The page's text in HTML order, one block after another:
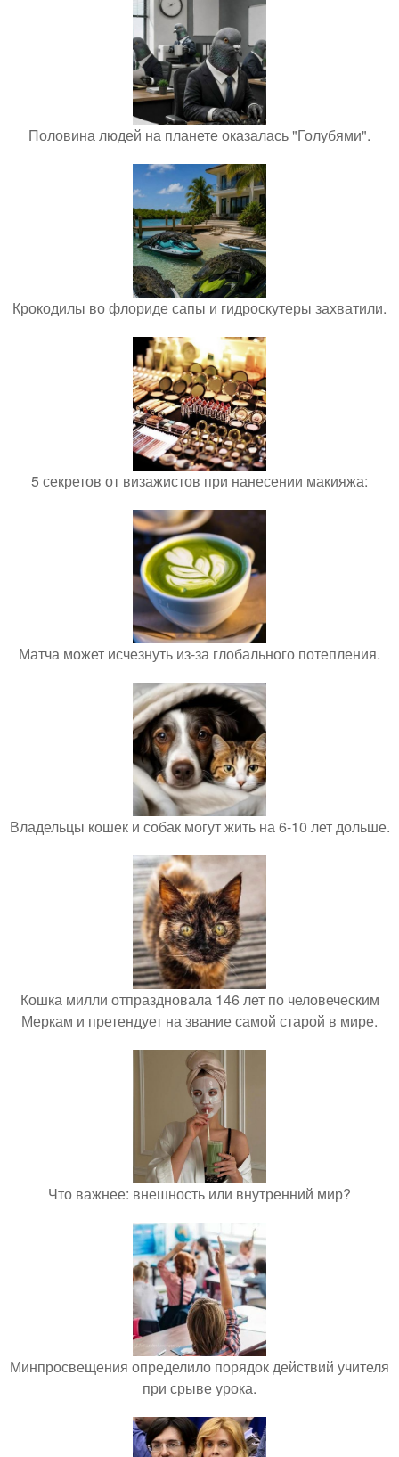
Половина людей на планете оказалась "Голубями".
Крокодилы во флориде сапы и гидроскутеры захватили.
5 секретов от визажистов при нанесении макияжа:
Матча может исчезнуть из-за глобального потепления.
Владельцы кошек и собак могут жить на 6-10 лет дольше.
Кошка милли отпраздновала 146 лет по человеческим
Меркам и претендует на звание самой старой в мире.
Что важнее: внешность или внутренний мир?
Минпросвещения определило порядок действий учителя
при срыве урока.